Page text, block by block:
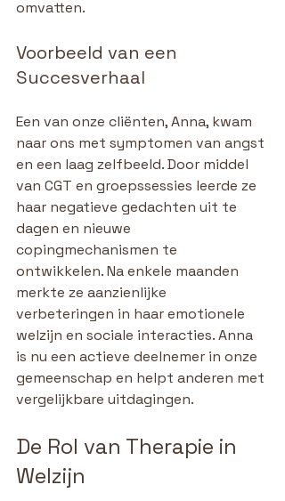
omvatten.
Voorbeeld van een
Succesverhaal
Een van onze cliënten, Anna, kwam
naar ons met symptomen van angst
en een laag zelfbeeld. Door middel
van CGT en groepssessies leerde ze
haar negatieve gedachten uit te
dagen en nieuwe
copingmechanismen te
ontwikkelen. Na enkele maanden
merkte ze aanzienlijke
verbeteringen in haar emotionele
welzijn en sociale interacties. Anna
is nu een actieve deelnemer in onze
gemeenschap en helpt anderen met
vergelijkbare uitdagingen.
De Rol van Therapie in
Welzijn